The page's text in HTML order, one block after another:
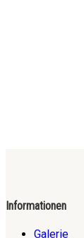
Informationen
Galerie